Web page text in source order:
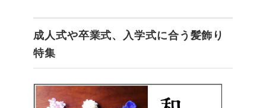
成人式や卒業式、入学式に合う髪飾り
特集